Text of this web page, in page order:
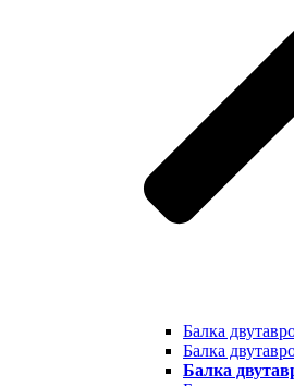
Балка
Балка
Балка